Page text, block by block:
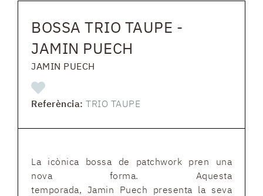
BOSSA TRIO TAUPE -
JAMIN PUECH
JAMIN PUECH
Referència: TRIO TAUPE
La icònica bossa de patchwork pren una
nova forma. Aquesta
temporada, Jamin Puech presenta la seva